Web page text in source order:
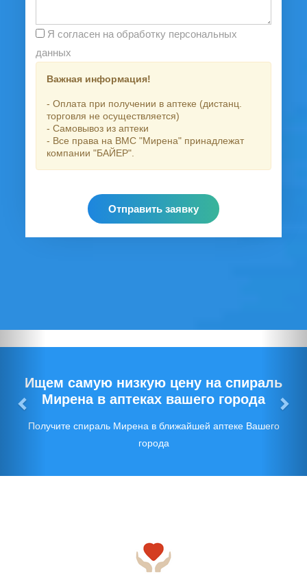
данных
Важная информация!
- Оплата при получении в аптеке (дистанц.
торговля не осуществляется)
- Самовывоз из аптеки
- Все права на ВМС "Мирена" принадлежат
компании "БАЙЕР".
Отправить заявку
Ищем самую низкую цену на спираль
Мирена в аптеках вашего города
Получите спираль Мирена в ближайшей аптеке Вашего
города